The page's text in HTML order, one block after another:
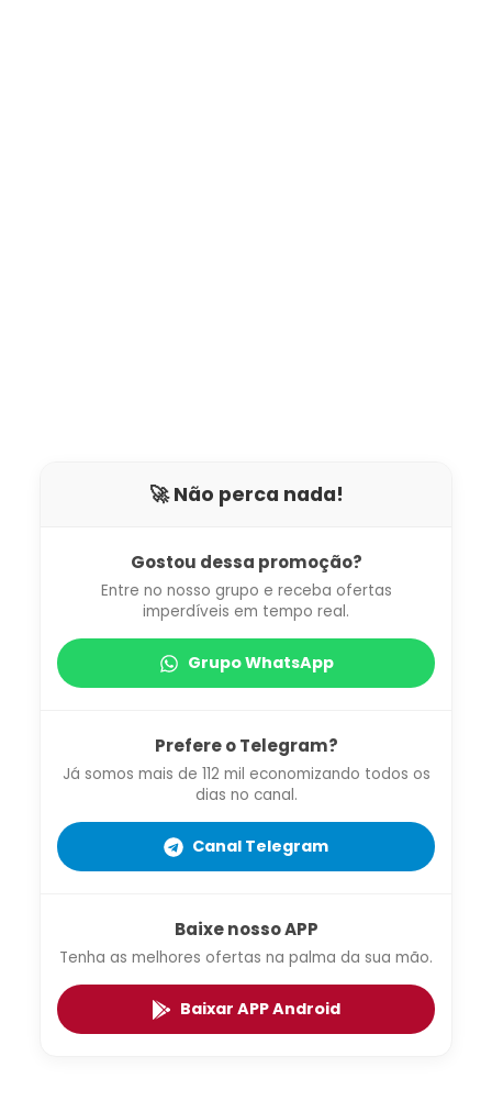
🚀 Não perca nada!
Gostou dessa promoção?
Entre no nosso grupo e receba ofertas
imperdíveis em tempo real.
Grupo WhatsApp
Prefere o Telegram?
Já somos mais de 112 mil economizando todos os
dias no canal.
Canal Telegram
Baixe nosso APP
Tenha as melhores ofertas na palma da sua mão.
Baixar APP Android